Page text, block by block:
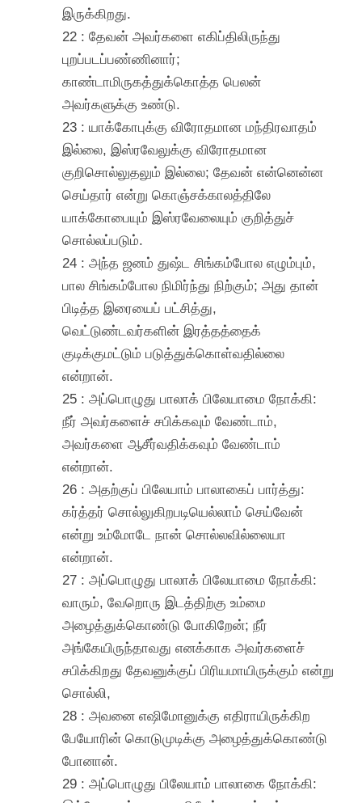
இருக்கிறது.
22 : தேவன் அவர்களை எகிப்திலிருந்து
புறப்படப்பண்ணினார்;
காண்டாமிருகத்துக்கொத்த பெலன்
அவர்களுக்கு உண்டு.
23 : யாக்கோபுக்கு விரோதமான மந்திரவாதம்
இல்லை, இஸ்ரவேலுக்கு விரோதமான
குறிசொல்லுதலும் இல்லை; தேவன் என்னென்ன
செய்தார் என்று கொஞ்சக்காலத்திலே
யாக்கோபையும் இஸ்ரவேலையும் குறித்துச்
சொல்லப்படும்.
24 : அந்த ஜனம் துஷ்ட சிங்கம்போல எழும்பும்,
பால சிங்கம்போல நிமிர்ந்து நிற்கும்; அது தான்
பிடித்த இரையைப் பட்சித்து,
வெட்டுண்டவர்களின் இரத்தத்தைக்
குடிக்குமட்டும் படுத்துக்கொள்வதில்லை
என்றான்.
25 : அப்பொழுது பாலாக் பிலேயாமை நோக்கி:
நீர் அவர்களைச் சபிக்கவும் வேண்டாம்,
அவர்களை ஆசீர்வதிக்கவும் வேண்டாம்
என்றான்.
26 : அதற்குப் பிலேயாம் பாலாகைப் பார்த்து:
கர்த்தர் சொல்லுகிறபடியெல்லாம் செய்வேன்
என்று உம்மோடே நான் சொல்லவில்லையா
என்றான்.
27 : அப்பொழுது பாலாக் பிலேயாமை நோக்கி:
வாரும், வேறொரு இடத்திற்கு உம்மை
அழைத்துக்கொண்டு போகிறேன்; நீர்
அங்கேயிருந்தாவது எனக்காக அவர்களைச்
சபிக்கிறது தேவனுக்குப் பிரியமாயிருக்கும் என்று
சொல்லி,
28 : அவனை எஷிமோனுக்கு எதிராயிருக்கிற
பேயோரின் கொடுமுடிக்கு அழைத்துக்கொண்டு
போனான்.
29 : அப்பொழுது பிலேயாம் பாலாகை நோக்கி: